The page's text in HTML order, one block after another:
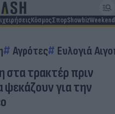
ΚόσμοςΣπορShowbizWeekend
Αγρότες Ευλογιά
τρακτέρ πριν
για την